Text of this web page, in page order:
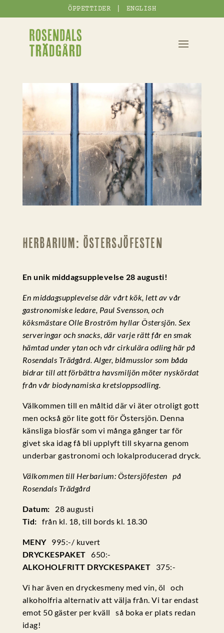
ÖPPETTIDER ENGLISH
HERBARIUM: ÖSTERSJÖFESTEN
En unik middagsupplevelse 28 augusti!
En middagsupplevelse där vårt kök, lett av vår
gastronomiske ledare, Paul Svensson, och
köksmästare Olle Broström hyllar Östersjön. Sex
serveringar och snacks, där varje rätt får en smak
hämtad under ytan och vår cirkulära odling här på
Rosendals Trädgård. Alger, blåmusslor som båda
bidrar till att förbättra havsmiljön möter nyskördat
från vår biodynamiska kretsloppsodling.
Välkommen till en måltid där vi äter otroligt gott
men också gör lite gott för Östersjön. Denna
känsliga biosfär som vi många gånger tar för
givet ska idag få bli upplyft till skyarna genom
underbar gastronomi och lokalproducerad dryck.
Välkommen till Herbarium: Östersjöfesten på
Rosendals Trädgård
Datum: 28 augusti
Tid: från kl. 18, till bords kl. 18.30
MENY995:-/ kuvert
DRYCKESPAKET 650:-
ALKOHOLFRITT DRYCKESPAKET 375:-
Vi har även en dryckesmeny med vin, öl och
alkoholfria alternativ att välja från. Vi tar endast
emot 50 gäster per kväll så boka er plats redan
idag!